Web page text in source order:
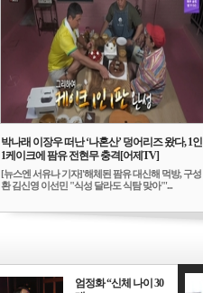
박나래 이장우 떠난 ‘나혼산’ 덩어리즈 왔다, 1인
1케이크에 팜유 전현무 충격[어제TV]
[뉴스엔 서유나 기자]'해체된 팜유 대신해 먹방, 구성
환 김신영 이선민 "식성 달라도 식탐 맞아"'...
엄정화 “신체 나이 30